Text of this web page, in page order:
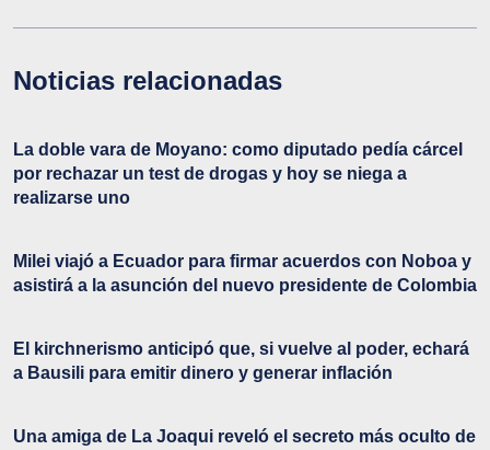
Noticias relacionadas
La doble vara de Moyano: como diputado pedía cárcel
por rechazar un test de drogas y hoy se niega a
realizarse uno
Milei viajó a Ecuador para firmar acuerdos con Noboa y
asistirá a la asunción del nuevo presidente de Colombia
El kirchnerismo anticipó que, si vuelve al poder, echará
a Bausili para emitir dinero y generar inflación
Una amiga de La Joaqui reveló el secreto más oculto de